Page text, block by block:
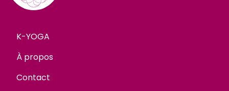
K-YOGA
À propos
Contact